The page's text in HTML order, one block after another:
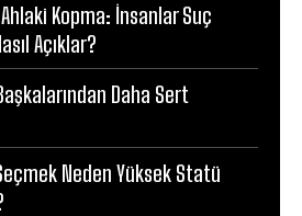
Kopma: İnsanlar Suç
Açıklar?
Daha Sert
Neden Yüksek Statü